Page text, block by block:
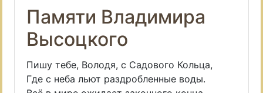
Памяти Владимира
Высоцкого
Пишу тебе, Володя, с Садового Кольца,
Где с неба льют раздробленные воды.